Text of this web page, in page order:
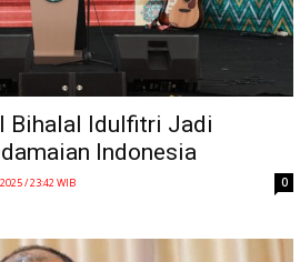
Bihalal Idulfitri Jadi
Indonesia
/ 23:42 WIB 0